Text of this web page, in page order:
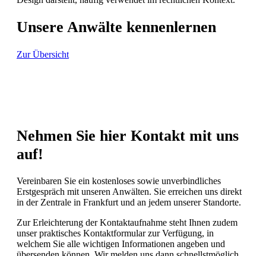
Unsere Anwälte kennenlernen
Zur Übersicht
Nehmen Sie hier Kontakt mit uns
auf!
Vereinbaren Sie ein kostenloses sowie unverbindliches
Erstgespräch mit unseren Anwälten. Sie erreichen uns direkt
in der Zentrale in Frankfurt und an jedem unserer Standorte.
Zur Erleichterung der Kontaktaufnahme steht Ihnen zudem
unser praktisches Kontaktformular zur Verfügung, in
welchem Sie alle wichtigen Informationen angeben und